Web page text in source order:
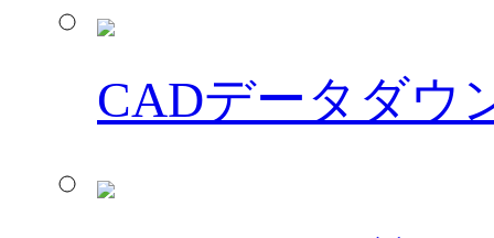
CADデータダウ